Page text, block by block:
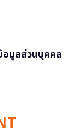
อมูลส่วนบุคคล